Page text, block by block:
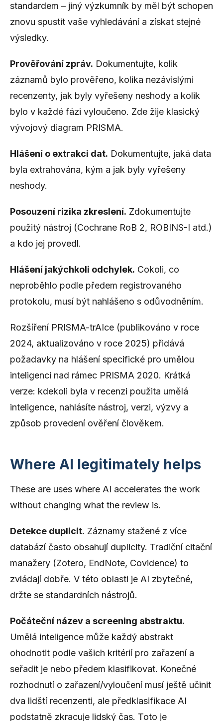
standardem – jiný výzkumník by měl být schopen
znovu spustit vaše vyhledávání a získat stejné
výsledky.
Prověřování zpráv. Dokumentujte, kolik
záznamů bylo prověřeno, kolika nezávislými
recenzenty, jak byly vyřešeny neshody a kolik
bylo v každé fázi vyloučeno. Zde žije klasický
vývojový diagram PRISMA.
Hlášení o extrakci dat. Dokumentujte, jaká data
byla extrahována, kým a jak byly vyřešeny
neshody.
Posouzení rizika zkreslení. Zdokumentujte
použitý nástroj (Cochrane RoB 2, ROBINS-I atd.)
a kdo jej provedl.
Hlášení jakýchkoli odchylek. Cokoli, co
neproběhlo podle předem registrovaného
protokolu, musí být nahlášeno s odůvodněním.
Rozšíření PRISMA-trAIce (publikováno v roce
2024, aktualizováno v roce 2025) přidává
požadavky na hlášení specifické pro umělou
inteligenci nad rámec PRISMA 2020. Krátká
verze: kdekoli byla v recenzi použita umělá
inteligence, nahlásíte nástroj, verzi, výzvy a
způsob provedení ověření člověkem.
Where AI legitimately helps
These are uses where AI accelerates the work
without changing what the review is.
Detekce duplicit. Záznamy stažené z více
databází často obsahují duplicity. Tradiční citační
manažery (Zotero, EndNote, Covidence) to
zvládají dobře. V této oblasti je AI zbytečné,
držte se standardních nástrojů.
Počáteční název a screening abstraktu.
Umělá inteligence může každý abstrakt
ohodnotit podle vašich kritérií pro zařazení a
seřadit je nebo předem klasifikovat. Konečné
rozhodnutí o zařazení/vyloučení musí ještě učinit
dva lidští recenzenti, ale předklasifikace AI
podstatně zkracuje lidský čas. Toto je